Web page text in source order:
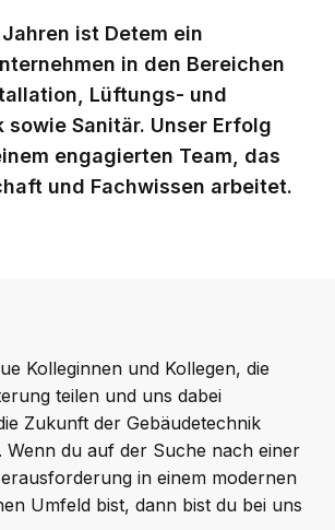
ist Detem ein
in den Bereichen
Lüftungs- und
sowie Sanitär. Unser Erfolg
engagierten Team, das
und Fachwissen arbeitet.
Kolleginnen und Kollegen, die
teilen und uns dabei
Zukunft der Gebäudetechnik
Wenn du auf der Suche nach einer
in einem modernen
Umfeld bist, dann bist du bei uns